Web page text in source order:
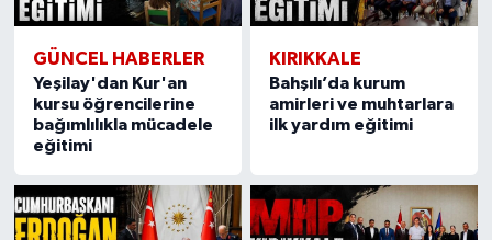
GÜNCEL HABERLER
Yeşilay'dan Kur'an
kursu öğrencilerine
bağımlılıkla mücadele
eğitimi
KIRIKKALE
Bahşılı’da kurum
amirleri ve muhtarlara
ilk yardım eğitimi